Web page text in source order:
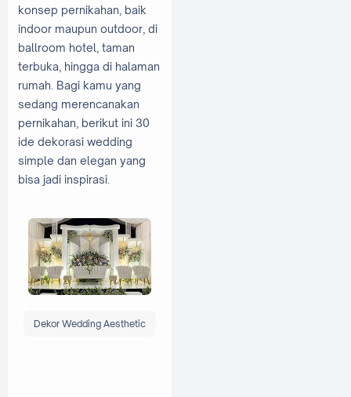
konsep pernikahan, baik
indoor maupun outdoor, di
ballroom hotel, taman
terbuka, hingga di halaman
rumah. Bagi kamu yang
sedang merencanakan
pernikahan, berikut ini 30
ide dekorasi wedding
simple dan elegan yang
bisa jadi inspirasi.
Dekor Wedding Aesthetic